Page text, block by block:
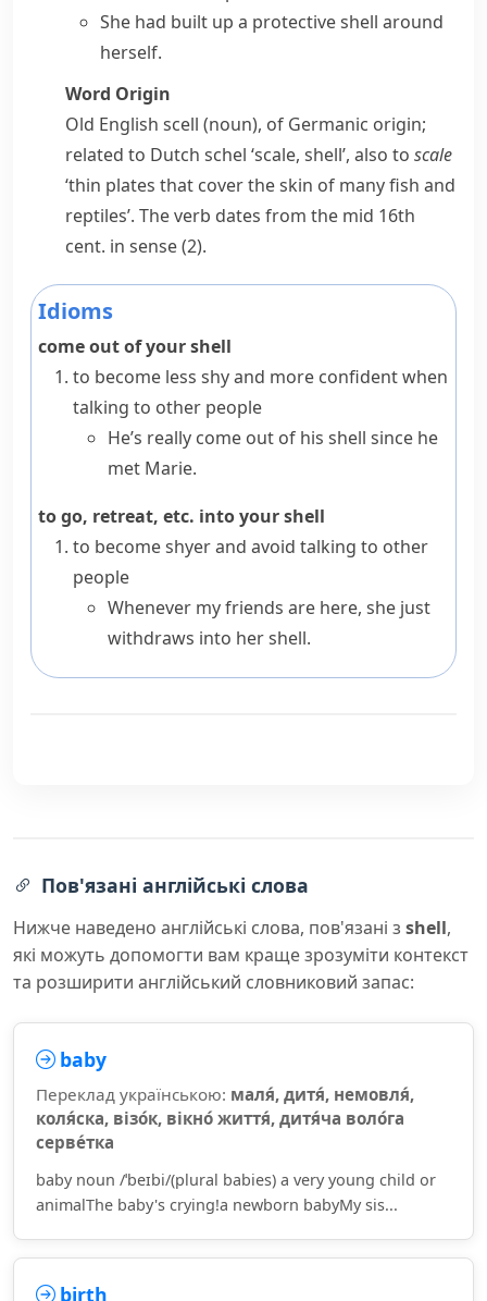
She had built up a protective shell around
herself.
Word Origin
Old English scell (noun), of Germanic origin;
related to Dutch schel ‘scale, shell’, also to scale
‘thin plates that cover the skin of many fish and
reptiles’. The verb dates from the mid 16th
cent. in sense (2).
Idioms
come out of your shell
to become less shy and more confident when
talking to other people
He’s really come out of his shell since he
met Marie.
to go, retreat, etc. into your shell
to become shyer and avoid talking to other
people
Whenever my friends are here, she just
withdraws into her shell.
Пов'язані англійські слова
Нижче наведено англійські слова, пов'язані з shell,
які можуть допомогти вам краще зрозуміти контекст
та розширити англійський словниковий запас:
baby
Переклад українською: маля́, дитя́, немовля́,
коля́ска, візо́к, вікно́ життя́, дитя́ча воло́га
серве́тка
baby noun /ˈbeɪbi/(plural babies) a very young child or
animalThe baby's crying!a newborn babyMy sis...
birth